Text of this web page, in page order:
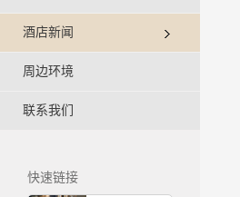
酒店新闻
周边环境
联系我们
快速链接